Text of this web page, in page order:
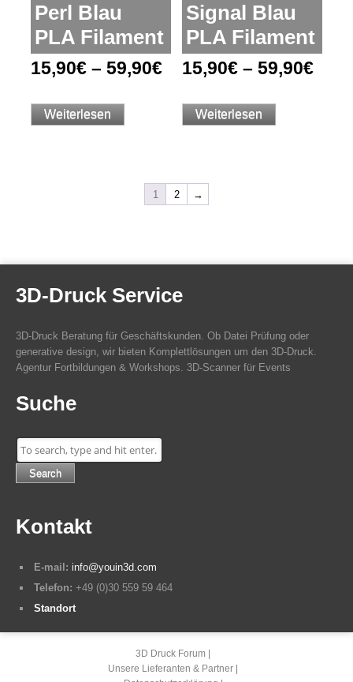
Perl Blau
PLA Filament
15,90€ – 59,90€
Weiterlesen
Signal Blau
PLA Filament
15,90€ –59,90€
Weiterlesen
1 2 →
3D-Druck Service
3D-Druck Beratung für Geschäftskunden. Ob Datei Prüfung oder
generative design, wir bieten Komplettlösungen um den 3D-Druck.
Agentur Fortbildungen & Workshops. 3D-Scanner für Events
Suche
Search
Kontakt
E-mail: info@youin3d.com
Telefon: +49 (0)30 559 59 464
Standort
3D Druck Forum
Unsere Lieferanten & Partner